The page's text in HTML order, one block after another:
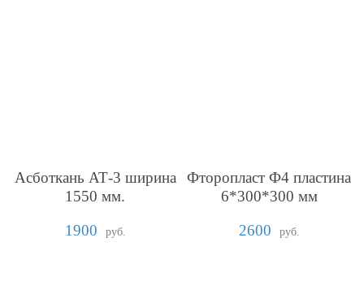
Асботкань АТ-3 ширина
1550 мм.
1900
руб.
Фторопласт Ф4 пластина
6*300*300 мм
2600
руб.